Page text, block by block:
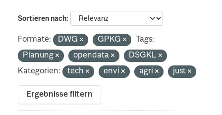
Sortieren nach
Formate: DWG GPKG
Tags:
Planung
opendata
DSGKL
Kategorien:
tech envi agri just
Ergebnisse filtern